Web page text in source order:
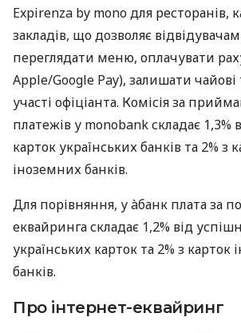
Expirenza by mono для ресторанів,
закладів, що дозволяє
переглядати меню, оплачувати
Apple/Google Pay), залишати чайові
участі офіціанта. Комісія за
платежів у monobank складає 1,3%
карток українських банків та 2% з
іноземних банків.
Для порівняння, у àбанк плата за
еквайринга складає 1,2% від
українських карток та 2% з карток
банків.
Про інтернет-еквайринг